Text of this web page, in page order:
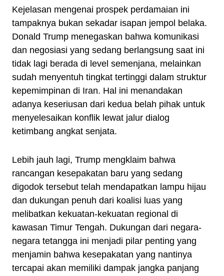
Kejelasan mengenai prospek perdamaian ini
tampaknya bukan sekadar isapan jempol belaka.
Donald Trump menegaskan bahwa komunikasi
dan negosiasi yang sedang berlangsung saat ini
tidak lagi berada di level semenjana, melainkan
sudah menyentuh tingkat tertinggi dalam struktur
kepemimpinan di Iran. Hal ini menandakan
adanya keseriusan dari kedua belah pihak untuk
menyelesaikan konflik lewat jalur dialog
ketimbang angkat senjata.
Lebih jauh lagi, Trump mengklaim bahwa
rancangan kesepakatan baru yang sedang
digodok tersebut telah mendapatkan lampu hijau
dan dukungan penuh dari koalisi luas yang
melibatkan kekuatan-kekuatan regional di
kawasan Timur Tengah. Dukungan dari negara-
negara tetangga ini menjadi pilar penting yang
menjamin bahwa kesepakatan yang nantinya
tercapai akan memiliki dampak jangka panjang